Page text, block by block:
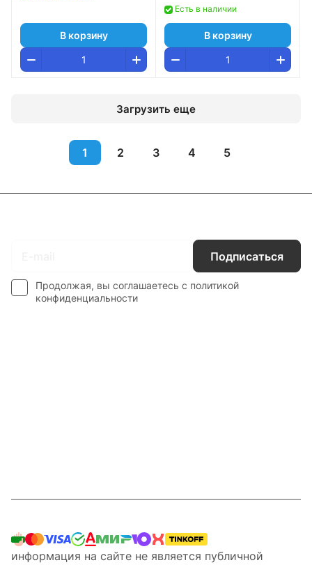
В корзину
Есть в наличии
В корзину
Загрузить еще
1 2 3 4 5
Подписаться
Продолжая, вы соглашаетесь с политикой
конфиденциальности
информация на сайте не является публичной